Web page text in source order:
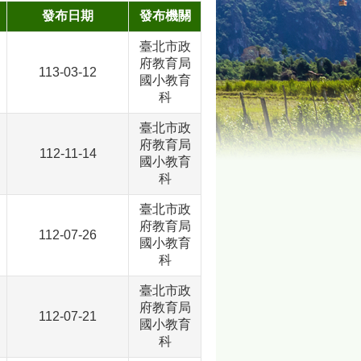
發布日期 發布機關
113-03-12
臺北市政
府教育局
國小教育
科
112-11-14
臺北市政
府教育局
國小教育
科
112-07-26
臺北市政
府教育局
國小教育
科
112-07-21
臺北市政
府教育局
國小教育
科